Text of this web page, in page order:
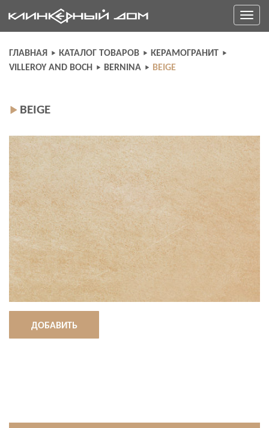
to
content
Toggle
ГЛАВНАЯ КАТАЛОГ ТОВАРОВ
КЕРАМОГРАНИТ
VILLEROY AND BOCH
BERNINA BEIGE
BEIGE
ДОБАВИТЬ